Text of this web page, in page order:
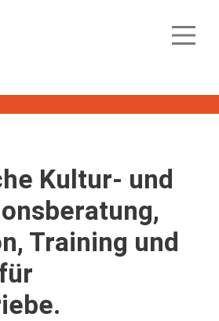
Kultur- und
Training und